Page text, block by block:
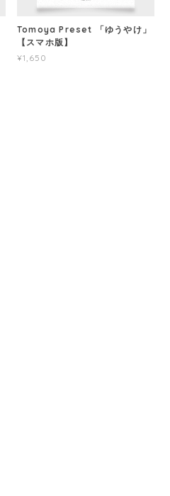
Tomoya Preset 「ゆうやけ」
【スマホ版】
¥1,650